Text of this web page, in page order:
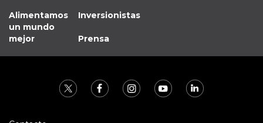
Alimentamos
un mundo
mejor
Inversionistas
Prensa